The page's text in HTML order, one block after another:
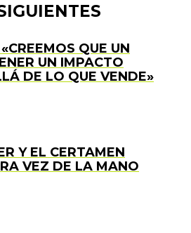
QUE UN
UN IMPACTO
DE LO QUE VENDE»
Y EL CERTAMEN
VEZ DE LA MANO